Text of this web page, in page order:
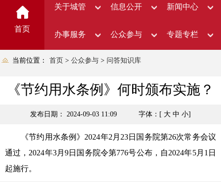
首页
关于城管 信息公开 新闻中心
办事服务 公众参与 专题专栏
当前位置： 首页 > 公众参与 > 问答知识库
《节约用水条例》何时颁布实施？
发布日期： 2024-09-03 11:09 字体：[ 大 中 小]
《节约用水条例》2024年2月23日国务院第26次常务会议
通过，2024年3月9日国务院令第776号公布，自2024年5月1日
起施行。